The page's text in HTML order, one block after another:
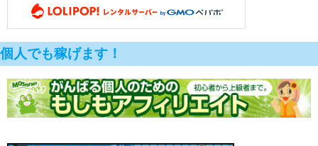
個人でも稼げます！